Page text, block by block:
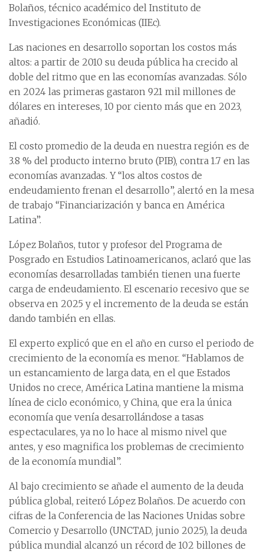
Bolaños, técnico académico del Instituto de
Investigaciones Económicas (IIEc).
Las naciones en desarrollo soportan los costos más
altos: a partir de 2010 su deuda pública ha crecido al
doble del ritmo que en las economías avanzadas. Sólo
en 2024 las primeras gastaron 921 mil millones de
dólares en intereses, 10 por ciento más que en 2023,
añadió.
El costo promedio de la deuda en nuestra región es de
3.8 % del producto interno bruto (PIB), contra 1.7 en las
economías avanzadas. Y “los altos costos de
endeudamiento frenan el desarrollo”, alertó en la mesa
de trabajo “Financiarización y banca en América
Latina”.
López Bolaños, tutor y profesor del Programa de
Posgrado en Estudios Latinoamericanos, aclaró que las
economías desarrolladas también tienen una fuerte
carga de endeudamiento. El escenario recesivo que se
observa en 2025 y el incremento de la deuda se están
dando también en ellas.
El experto explicó que en el año en curso el periodo de
crecimiento de la economía es menor. “Hablamos de
un estancamiento de larga data, en el que Estados
Unidos no crece, América Latina mantiene la misma
línea de ciclo económico, y China, que era la única
economía que venía desarrollándose a tasas
espectaculares, ya no lo hace al mismo nivel que
antes, y eso magnifica los problemas de crecimiento
de la economía mundial”.
Al bajo crecimiento se añade el aumento de la deuda
pública global, reiteró López Bolaños. De acuerdo con
cifras de la Conferencia de las Naciones Unidas sobre
Comercio y Desarrollo (UNCTAD, junio 2025), la deuda
pública mundial alcanzó un récord de 102 billones de